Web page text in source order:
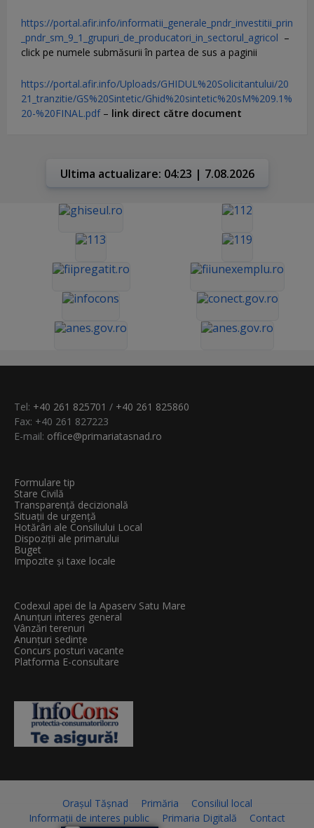
https://portal.afir.info/informatii_generale_pndr_investitii_prin
_pndr_sm_9_1_grupuri_de_producatori_in_sectorul_agricol –
click pe numele submăsurii în partea de sus a paginii
https://portal.afir.info/Uploads/GHIDUL%20Solicitantului/20
21_tranzitie/GS%20Sintetic/Ghid%20sintetic%20sM%209.1%
20-%20FINAL.pdf– link direct către document
Ultima actualizare: 04:23 | 7.08.2026
Tel: +40 261 825701 / +40 261 825860
Fax: +40 261 827223
E-mail: office@primariatasnad.ro
Formulare tip
Stare Civilă
Transparenţă decizională
Situații de urgență
Hotărâri ale Consiliului Local
Dispoziții ale primarului
Buget
Impozite și taxe locale
Codexul apei de la Apaserv Satu Mare
Anunțuri interes general
Vânzări terenuri
Anunțuri sedințe
Concurs posturi vacante
Platforma E-consultare
Orașul Tășnad Primăria
Consiliul local
Informații de interes public
Primaria Digitală
Contact